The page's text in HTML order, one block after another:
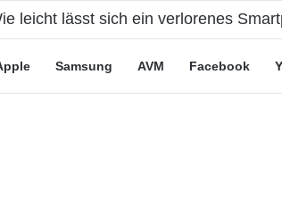
Leute“-Tarife: Marketing-Trick
Samsung AVM Facebook